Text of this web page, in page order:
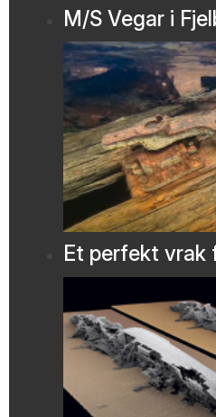
M/S Vegar i
Et perfekt vrak